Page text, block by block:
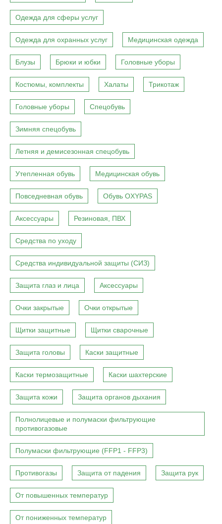
Одежда для сферы услуг
Одежда для охранных услуг Медицинская одежда
Блузы Брюки и юбки Головные уборы
Костюмы, комплекты Халаты Трикотаж
Головные уборы Спецобувь
Зимняя спецобувь
Летняя и демисезонная спецобувь
Утепленная обувь Медицинская обувь
Повседневная обувь Обувь OXYPAS
Аксессуары Резиновая, ПВХ
Средства по уходу
Средства индивидуальной защиты (СИЗ)
Защита глаз и лица Аксессуары
Очки закрытые Очки открытые
Щитки защитные Щитки сварочные
Защита головы Каски защитные
Каски термозащитные Каски шахтерские
Защита кожи Защита органов дыхания
Полнолицевые и полумаски фильтрующие
противогазовые
Полумаски фильтрующие (FFP1 - FFP3)
Противогазы Защита от падения Защита рук
От повышенных температур
От пониженных температур